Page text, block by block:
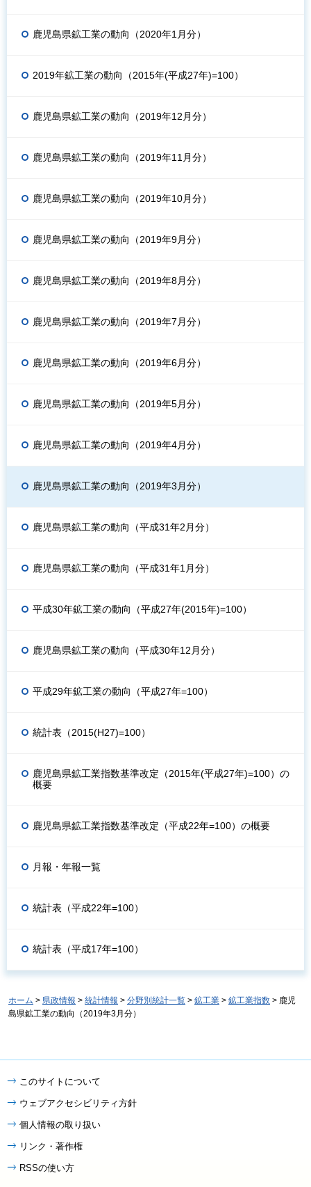
鹿児島県鉱工業の動向（2020年1月分）
2019年鉱工業の動向（2015年(平成27年)=100）
鹿児島県鉱工業の動向（2019年12月分）
鹿児島県鉱工業の動向（2019年11月分）
鹿児島県鉱工業の動向（2019年10月分）
鹿児島県鉱工業の動向（2019年9月分）
鹿児島県鉱工業の動向（2019年8月分）
鹿児島県鉱工業の動向（2019年7月分）
鹿児島県鉱工業の動向（2019年6月分）
鹿児島県鉱工業の動向（2019年5月分）
鹿児島県鉱工業の動向（2019年4月分）
鹿児島県鉱工業の動向（2019年3月分）
鹿児島県鉱工業の動向（平成31年2月分）
鹿児島県鉱工業の動向（平成31年1月分）
平成30年鉱工業の動向（平成27年(2015年)=100）
鹿児島県鉱工業の動向（平成30年12月分）
平成29年鉱工業の動向（平成27年=100）
統計表（2015(H27)=100）
鹿児島県鉱工業指数基準改定（2015年(平成27年)=100）の
概要
鹿児島県鉱工業指数基準改定（平成22年=100）の概要
月報・年報一覧
統計表（平成22年=100）
統計表（平成17年=100）
ホーム > 県政情報 > 統計情報 > 分野別統計一覧 > 鉱工業 > 鉱工業指数 > 鹿児
島県鉱工業の動向（2019年3月分）
このサイトについて
ウェブアクセシビリティ方針
個人情報の取り扱い
リンク・著作権
RSSの使い方